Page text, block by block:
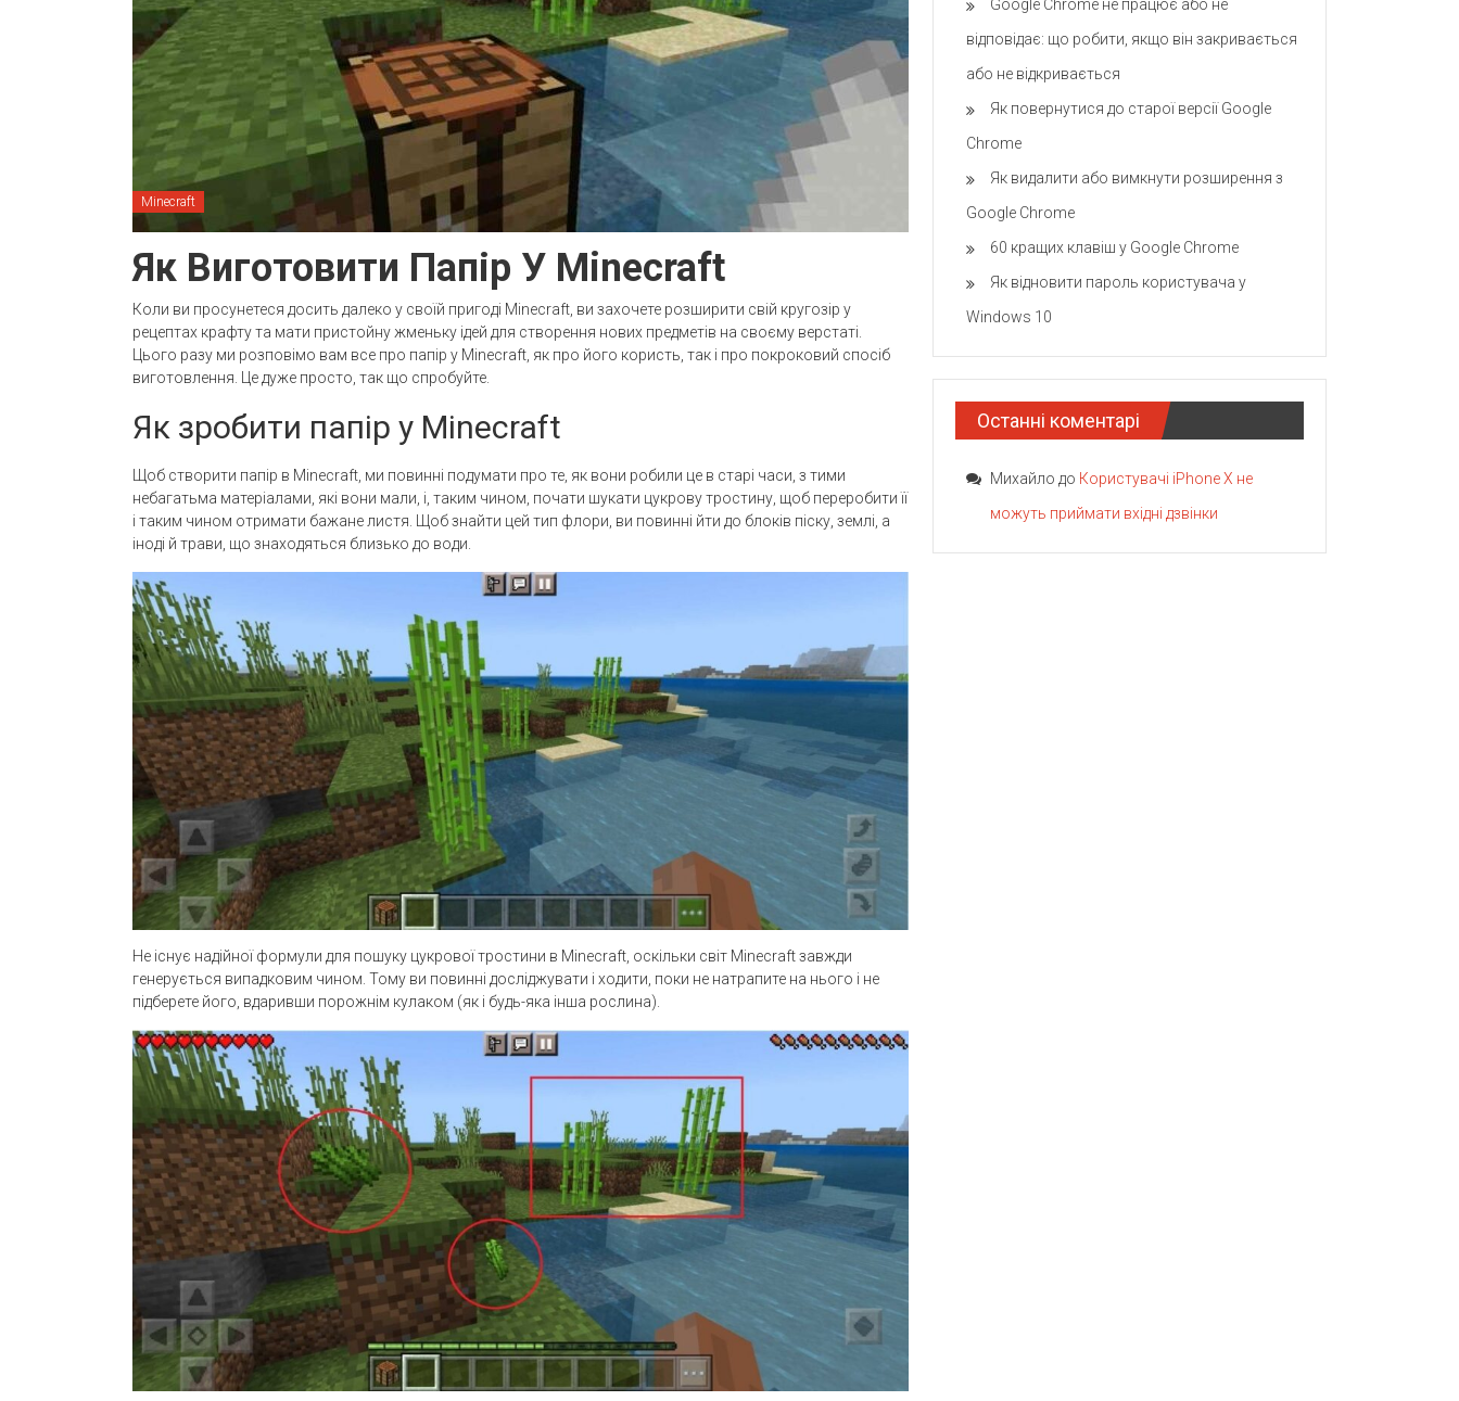
Minecraft
Як Виготовити Папір У Minecraft
Коли ви просунетеся досить далеко у своїй пригоді Minecraft, ви захочете розширити свій кругозір у
рецептах крафту та мати пристойну жменьку ідей для створення нових предметів на своєму верстаті.
Цього разу ми розповімо вам все про папір у Minecraft, як про його користь, так і про покроковий спосіб
виготовлення. Це дуже просто, так що спробуйте.
Як зробити папір у Minecraft
Щоб створити папір в Minecraft, ми повинні подумати про те, як вони робили це в старі часи, з тими
небагатьма матеріалами, які вони мали, і, таким чином, почати шукати цукрову тростину, щоб переробити її
і таким чином отримати бажане листя. Щоб знайти цей тип флори, ви повинні йти до блоків піску, землі, а
іноді й трави, що знаходяться близько до води.
Не існує надійної формули для пошуку цукрової тростини в Minecraft, оскільки світ Minecraft завжди
генерується випадковим чином. Тому ви повинні досліджувати і ходити, поки не натрапите на нього і не
підберете його, вдаривши порожнім кулаком (як і будь-яка інша рослина).
Google Chrome не працює або не
відповідає: що робити, якщо він закривається
або не відкривається
Як повернутися до старої версії Google
Chrome
Як видалити або вимкнути розширення з
Google Chrome
60 кращих клавіш у Google Chrome
Як відновити пароль користувача у
Windows 10
Останні коментарі
Михайло до Користувачі iPhone X не
можуть приймати вхідні дзвінки